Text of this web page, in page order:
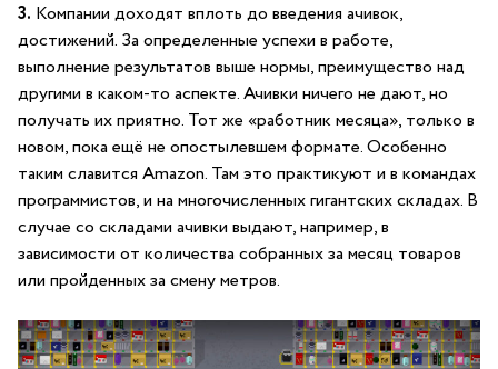
3. Компании доходят вплоть до введения ачивок,
достижений. За определенные успехи в работе,
выполнение результатов выше нормы, преимущество над
другими в каком-то аспекте. Ачивки ничего не дают, но
получать их приятно. Тот же «работник месяца», только в
новом, пока ещё не опостылевшем формате. Особенно
таким славится Amazon. Там это практикуют и в командах
программистов, и на многочисленных гигантских складах. В
случае со складами ачивки выдают, например, в
зависимости от количества собранных за месяц товаров
или пройденных за смену метров.